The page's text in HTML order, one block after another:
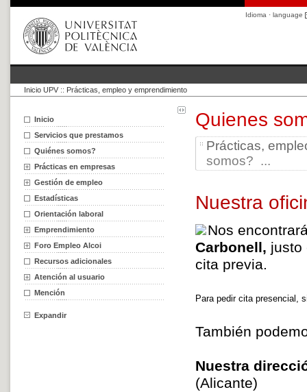
Idioma · language
Inicio UPV :: Prácticas, empleo y emprendimiento
Inicio
Servicios que prestamos
Quiénes somos?
Prácticas en empresas
Gestión de empleo
Estadísticas
Orientación laboral
Emprendimiento
Foro Empleo Alcoi
Recursos adicionales
Atención al usuario
Mención
Expandir
Quienes
Prácticas,
somos? ...
Nuestra
Nos
Carbonell, justo
cita previa.
Para pedir cita presencial,
También
Nuestra
(Alicante)